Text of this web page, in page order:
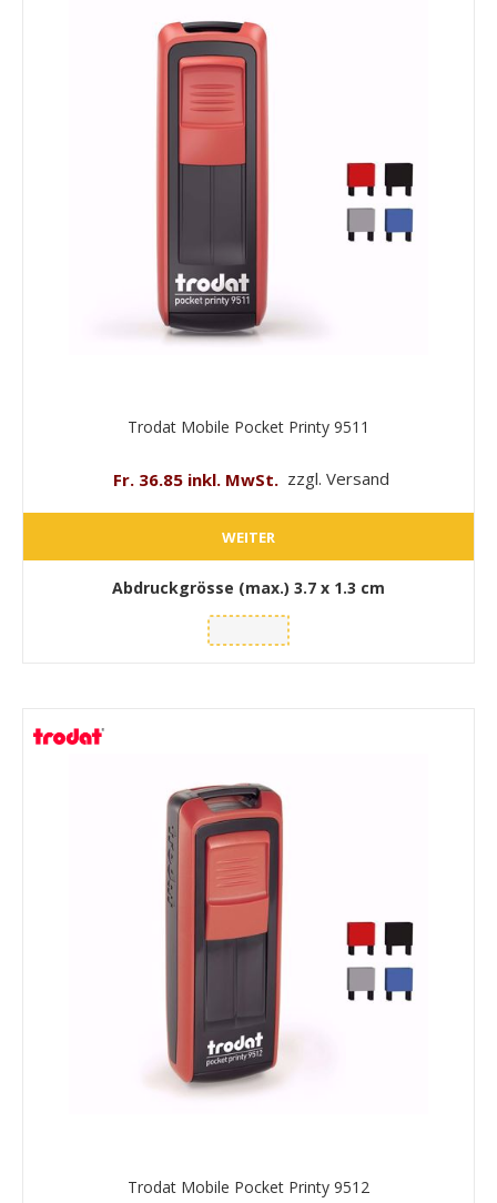
Trodat Mobile Pocket Printy 9511
Fr. 36.85 inkl. MwSt. zzgl. Versand
WEITER
Abdruckgrösse (max.) 3.7 x 1.3 cm
Trodat Mobile Pocket Printy 9512